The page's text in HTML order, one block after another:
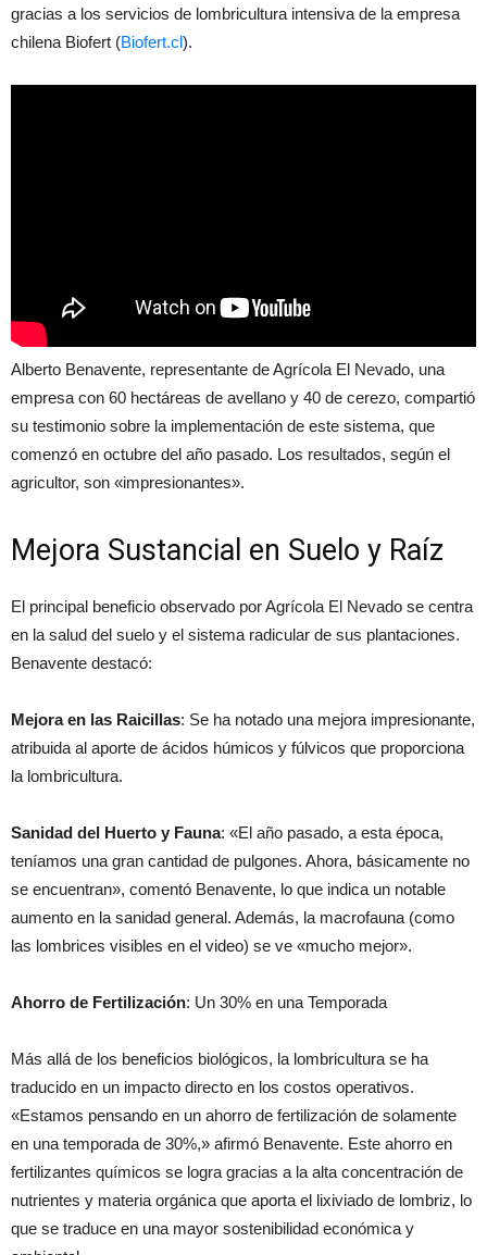
gracias a los servicios de lombricultura intensiva de la empresa
chilena Biofert (Biofert.cl).
Alberto Benavente, representante de Agrícola El Nevado, una
empresa con 60 hectáreas de avellano y 40 de cerezo, compartió
su testimonio sobre la implementación de este sistema, que
comenzó en octubre del año pasado. Los resultados, según el
agricultor, son «impresionantes».
Mejora Sustancial en Suelo y Raíz
El principal beneficio observado por Agrícola El Nevado se centra
en la salud del suelo y el sistema radicular de sus plantaciones.
Benavente destacó:
Mejora en las Raicillas: Se ha notado una mejora impresionante,
atribuida al aporte de ácidos húmicos y fúlvicos que proporciona
la lombricultura.
Sanidad del Huerto y Fauna: «El año pasado, a esta época,
teníamos una gran cantidad de pulgones. Ahora, básicamente no
se encuentran», comentó Benavente, lo que indica un notable
aumento en la sanidad general. Además, la macrofauna (como
las lombrices visibles en el video) se ve «mucho mejor».
Ahorro de Fertilización: Un 30% en una Temporada
Más allá de los beneficios biológicos, la lombricultura se ha
traducido en un impacto directo en los costos operativos.
«Estamos pensando en un ahorro de fertilización de solamente
en una temporada de 30%,» afirmó Benavente. Este ahorro en
fertilizantes químicos se logra gracias a la alta concentración de
nutrientes y materia orgánica que aporta el lixiviado de lombriz, lo
que se traduce en una mayor sostenibilidad económica y